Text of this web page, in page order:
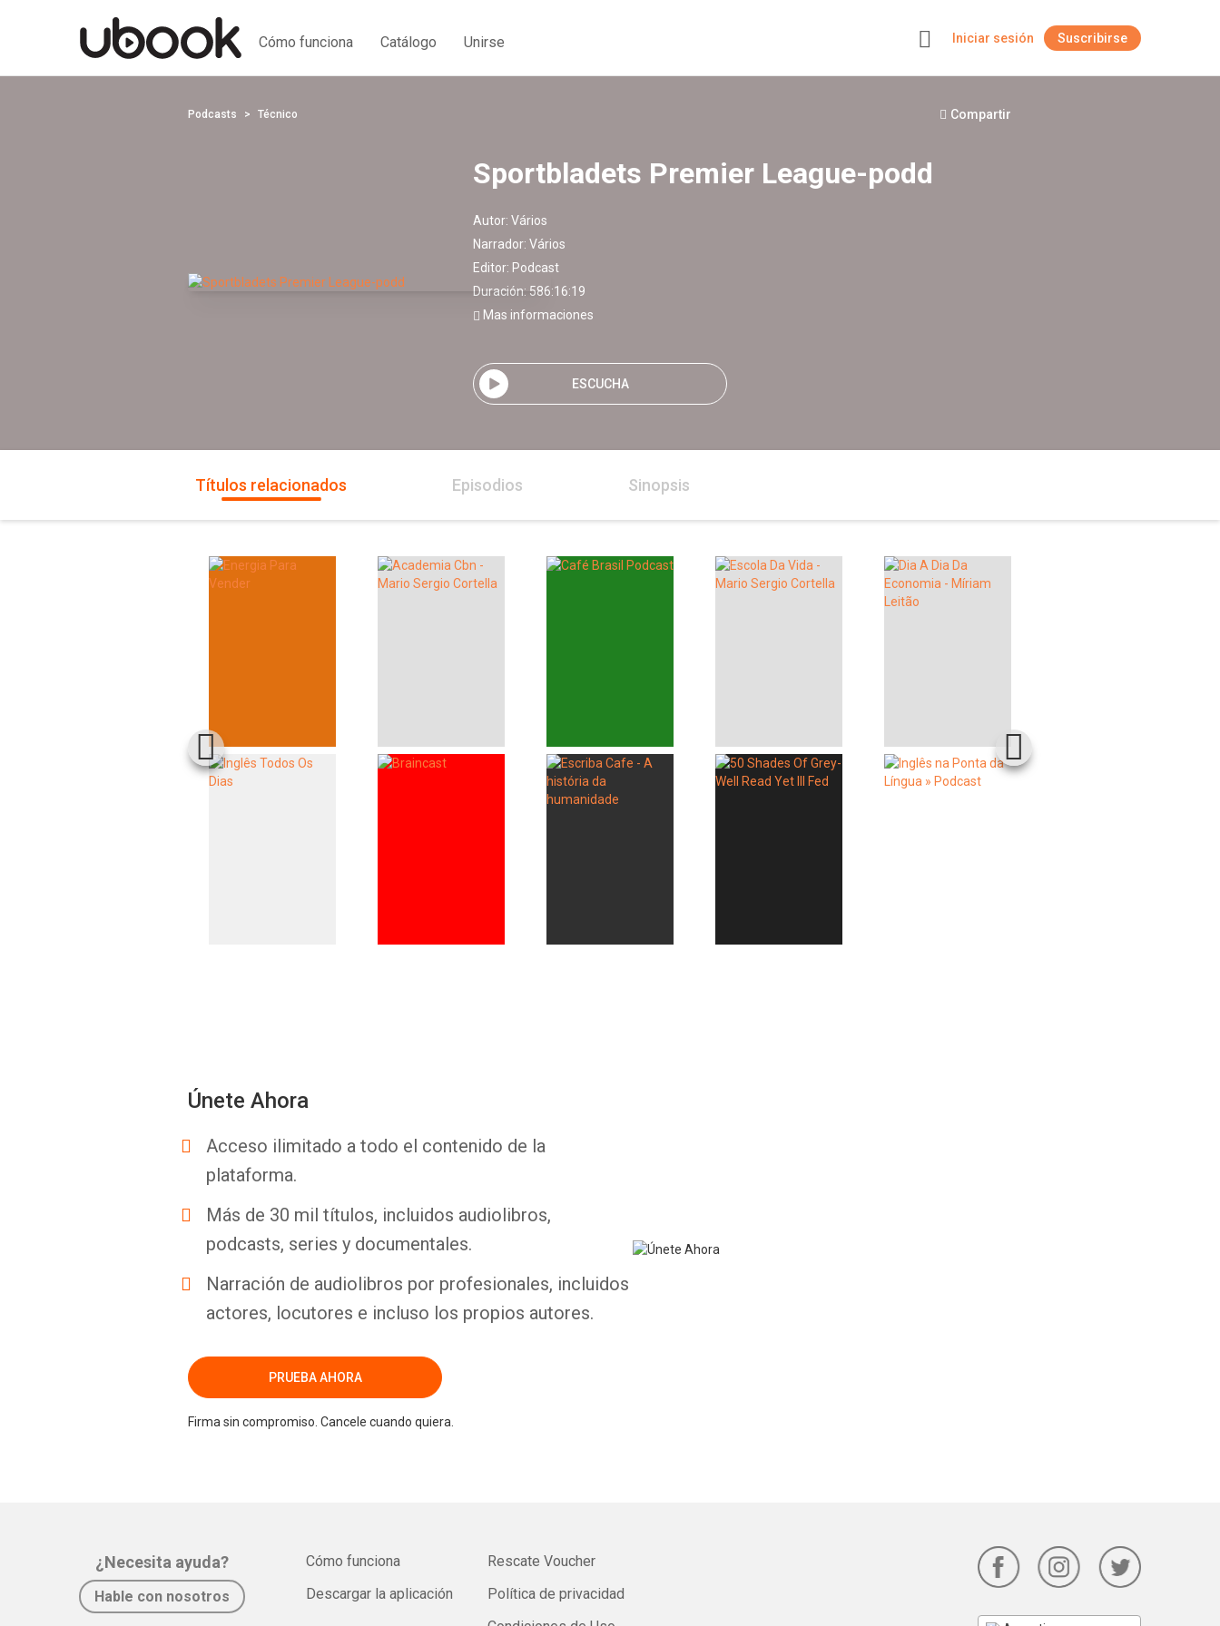
Cómo funciona Catálogo Unirse Iniciar sesión Suscribirse
Podcasts Técnico Compartir
Sportbladets Premier League-podd
Autor: Vários
Narrador: Vários
Editor: Podcast
Duración: 586:16:19
Mas informaciones
ESCUCHA
Títulos relacionados Episodios Sinopsis
Únete Ahora
Acceso ilimitado a todo el contenido de la
plataforma.
Más de 30 mil títulos, incluidos audiolibros,
podcasts, series y documentales.
Narración de audiolibros por profesionales, incluidos
actores, locutores e incluso los propios autores.
PRUEBA AHORA
Firma sin compromiso. Cancele cuando quiera.
¿Necesita ayuda?
Hable con nosotros
Cómo funciona
Descargar la aplicación
Rescate Voucher
Política de privacidad